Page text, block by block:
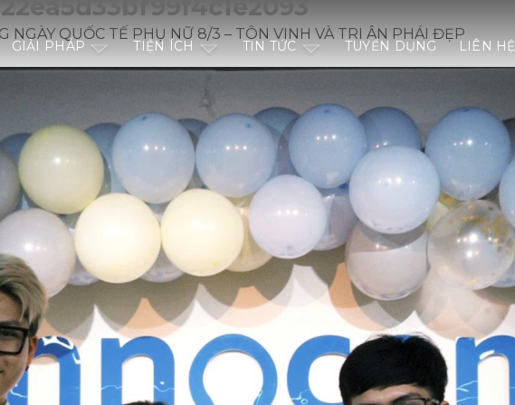
GIẢI PHÁP TIỆN ÍCH TIN TỨC TUYỂN DỤNG LIÊN HỆ
NGÀY QUỐC TẾ PHỤ NỮ 8/3 – TÔN VINH VÀ TRI ÂN PHÁI ĐẸP